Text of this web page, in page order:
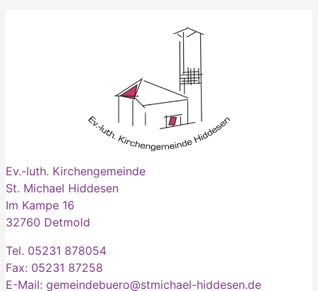
Ev.-luth. Kirchengemeinde
St. Michael Hiddesen
Im Kampe 16
32760 Detmold
Tel. 05231 878054
Fax: 05231 87258
E-Mail: gemeindebuero@stmichael-hiddesen.de